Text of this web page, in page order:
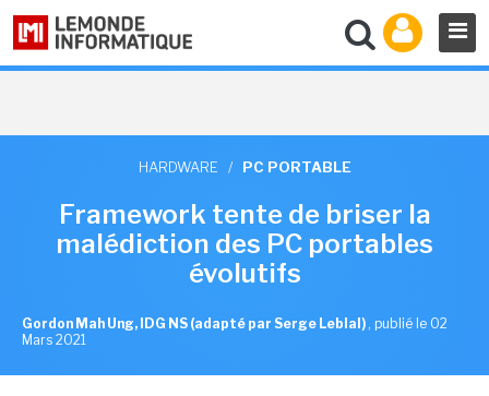
HARDWARE / PC PORTABLE
Framework tente de briser la
malédiction des PC portables
évolutifs
Gordon Mah Ung, IDG NS (adapté par Serge Leblal) , publié le 02
Mars 2021